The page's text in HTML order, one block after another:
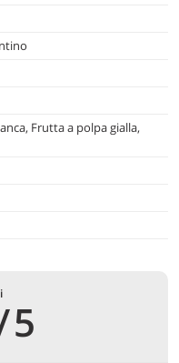
Frutta a polpa gialla,
5